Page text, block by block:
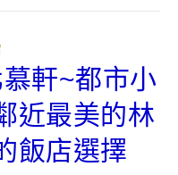
軒~都市小
近最美的林
飯店選擇